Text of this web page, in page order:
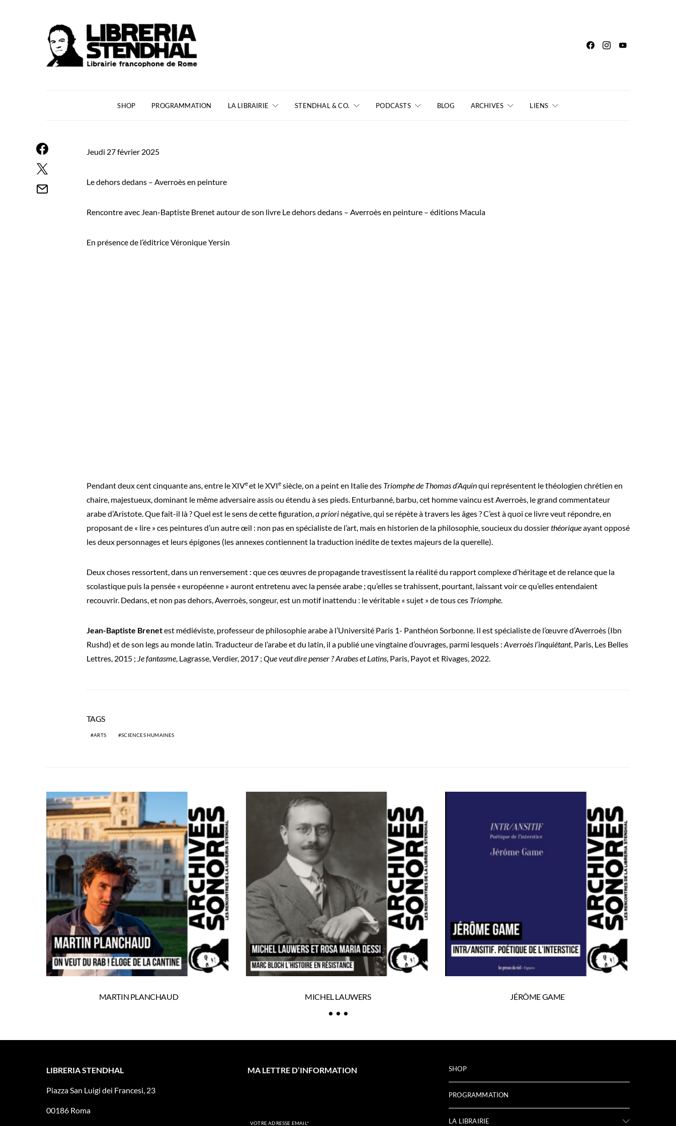
SHOP PROGRAMMATION LA LIBRAIRIE STENDHAL & CO. PODCASTS BLOG ARCHIVES LIENS
Jeudi 27 février 2025
Le dehors dedans – Averroès en peinture
Rencontre avec Jean-Baptiste Brenetautour de son livre Le dehors dedans – Averroès en peinture – éditions Macula
En présence de l’éditriceVéronique Yersin
Pendant deux cent cinquante ans, entre le XIVeet le XVIe siècle, on a peint en Italie des Triomphe de Thomas d’Aquinqui représentent le théologien chrétien en
chaire, majestueux, dominant le même adversaire assis ou étendu à ses pieds. Enturbanné, barbu, cet homme vaincu est Averroès, le grand commentateur
arabe d’Aristote. Que fait-il là ? Quel est le sens de cette figuration,a priori négative, qui se répète à travers les âges ? C’est à quoi ce livre veut répondre, en
proposant de « lire » ces peintures d’un autre œil : non pas en spécialiste de l’art, mais en historien de la philosophie, soucieux du dossierthéoriqueayant opposé
les deux personnages et leurs épigones (les annexes contiennent la traduction inédite de textes majeurs de la querelle).
Deux choses ressortent, dans un renversement : que ces œuvres de propagande travestissent la réalité du rapport complexe d’héritage et de relance que la
scolastique puis la pensée « européenne » auront entretenu avec la pensée arabe ; qu’elles se trahissent, pourtant, laissant voir ce qu’elles entendaient
recouvrir. Dedans, et non pas dehors, Averroès, songeur, est un motif inattendu : le véritable « sujet » de tous ces Triomphe.
Jean-Baptiste Brenetest médiéviste, professeur de philosophie arabe à l’Université Paris 1- Panthéon Sorbonne. Il est spécialiste de l’œuvre d’Averroès (Ibn
Rushd) et de son legs au monde latin. Traducteur de l’arabe et du latin, il a publié une vingtaine d’ouvrages, parmi lesquels : Averroès l’inquiétant, Paris, Les Belles
Lettres, 2015 ; Je fantasme, Lagrasse, Verdier, 2017 ; Que veut dire penser ? Arabes et Latins, Paris, Payot et Rivages, 2022.
TAGS
ARTS SCIENCES HUMAINES
MARTIN PLANCHAUD MICHEL LAUWERS JÉRÔME GAME
LIBRERIA STENDHAL
Piazza San Luigi dei Francesi, 23
00186 Roma
MA LETTRE D’INFORMATION
VOTRE ADRESSE EMAIL*
SHOP
PROGRAMMATION
LA LIBRAIRIE